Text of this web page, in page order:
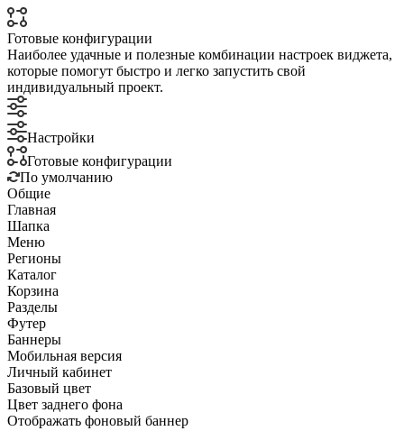
Готовые конфигурации
Наиболее удачные и полезные комбинации настроек виджета,
которые помогут быстро и легко запустить свой
индивидуальный проект.
Настройки
Готовые конфигурации
По умолчанию
Общие
Главная
Шапка
Меню
Регионы
Каталог
Корзина
Разделы
Футер
Баннеры
Мобильная версия
Личный кабинет
Базовый цвет
Цвет заднего фона
Отображать фоновый баннер